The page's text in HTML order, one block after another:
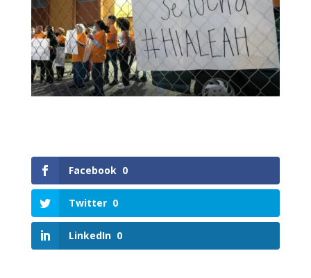
Facebook 0
Twitter 0
LinkedIn 0